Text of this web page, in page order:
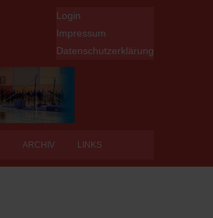
Login
Impressum
Datenschutzerklärung
ARCHIV LINKS